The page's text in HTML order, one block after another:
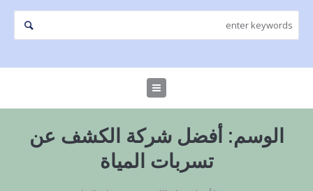
الوسم:أفضل شركة الكشف عن
تسربات المياة